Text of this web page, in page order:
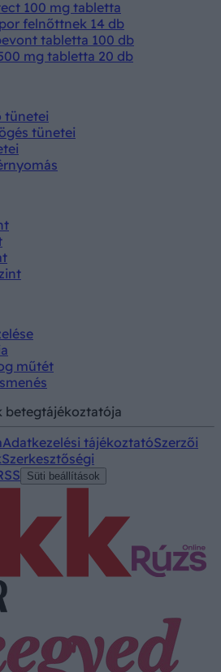
100 mg tabletta
felnőttnek 14 db
tabletta 100 db
mg tabletta 20 db
tünetei
tünetei
műtét
betegtájékoztatója
Adatkezelési tájékoztatóSzerzői
Szerkesztőségi
Süti beállítások